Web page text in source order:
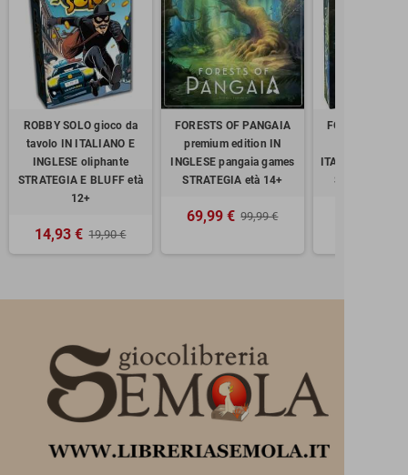
ROBBY SOLO gioco da
tavolo IN ITALIANO E
INGLESE oliphante
STRATEGIA E BLUFF età
12+
14,93 € 19,90 €
FORESTS OF PANGAIA
premium edition IN
INGLESE pangaia games
STRATEGIA età 14+
69,99 € 99,99 €
FORESTS OF
ITALIANO
STRATEGIA